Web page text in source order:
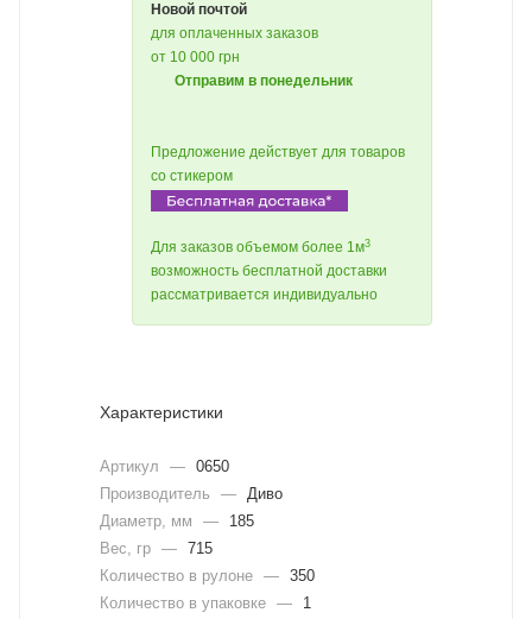
Новой почтой
для оплаченных заказов
от 10 000 грн
Отправим в понедельник
Предложение действует для товаров
со стикером
Для заказов объемом более 1м3
возможность бесплатной доставки
рассматривается индивидуально
Характеристики
Артикул — 0650
Производитель
—
Диво
Диаметр, мм
—
185
Вес, гр — 715
Количество в рулоне — 350
Количество в упаковке —
1